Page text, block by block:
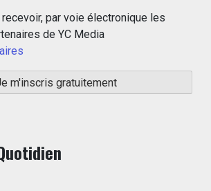
par voie électronique les
de YC Media